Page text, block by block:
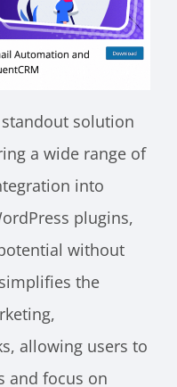
solution
a wide range of
into
plugins,
without
the
allowing users to
and focus on